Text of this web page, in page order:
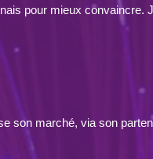
pour mieux convaincre.
son marché, via son